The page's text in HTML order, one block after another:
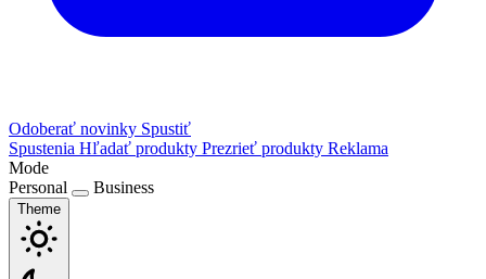
Odoberať novinky Spustiť
Spustenia Hľadať produkty Prezrieť produkty Reklama
Mode
Personal
Business
Theme